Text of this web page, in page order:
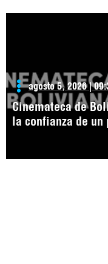
agosto 5, 2026 |
Cinemateca de
la confianza de un